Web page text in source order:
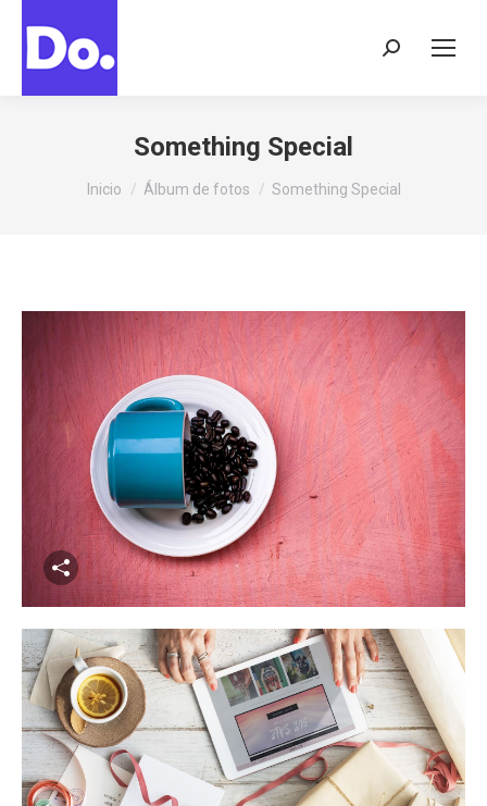
Buscar:
Something Special
Estás aquí:
Inicio Álbum de fotos Something Special